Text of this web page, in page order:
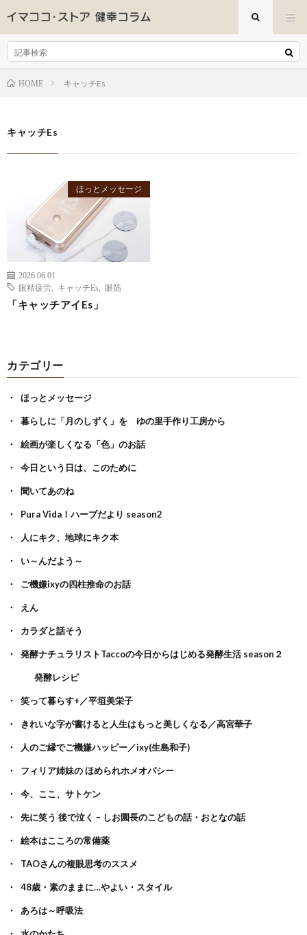
HOME キャッチEs
キャッチEs
ほっとメッセージ
2026.06.01
眼精疲労
キャッチEs 眼筋
「キャッチアイEs」
カテゴリー
ほっとメッセージ
暮らしに「月のしずく」を ゆの里手作り工房から
絵画が楽しくなる「色」のお話
今日という日は、このために
聞いてあのね
Pura Vida！ハーブだより season2
人にキク、地球にキク本
い～んだよう～
ご機嫌ixyの四柱推命のお話
えん
カラダと話そう
発酵ナチュラリストTaccoの今日からはじめる発酵生活 season２
発酵レシピ
笑って暮らす+／平垣美栄子
きれいな字が書けると人生はもっと美しくなる／高宮華子
人のご縁でご機嫌ハッピー／ixy(生島和子)
フィリア姉妹の ほめられホメオパシー
今、ここ、サトケン
先に笑う 後で泣く – しお園長のこどもの話・おとなの話
絵本はこころの常備薬
TAOさんの複眼思考のススメ
48歳・素のままに…やよい・スタイル
あろは～呼吸法